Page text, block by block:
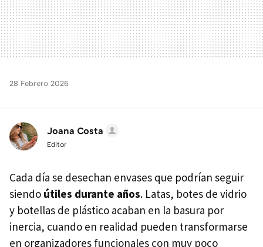
28 Febrero 2026
Joana Costa
Editor
Cada día se desechan envases que podrían seguir
siendo útiles durante años. Latas, botes de vidrio
y botellas de plástico acaban en la basura por
inercia, cuando en realidad pueden transformarse
en organizadores funcionales con muy poco